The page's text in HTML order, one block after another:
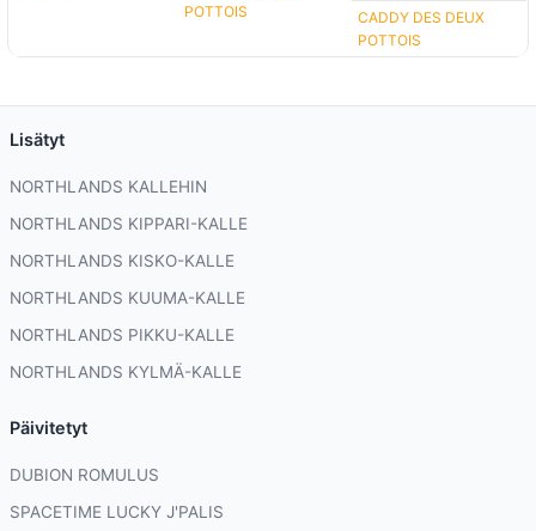
POTTOIS
CADDY DES DEUX
POTTOIS
Lisätyt
NORTHLANDS KALLEHIN
NORTHLANDS KIPPARI-KALLE
NORTHLANDS KISKO-KALLE
NORTHLANDS KUUMA-KALLE
NORTHLANDS PIKKU-KALLE
NORTHLANDS KYLMÄ-KALLE
Päivitetyt
DUBION ROMULUS
SPACETIME LUCKY J'PALIS